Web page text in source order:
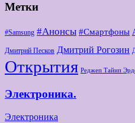
Метки
#Samsung #Анонсы #Смартфоны
Дмитрий Песков Дмитрий Рогозин
Открытия Реджеп Тайип
Электроника.
Электроника